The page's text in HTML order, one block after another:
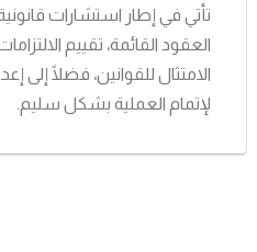
تأتي في إطار استشارات
العقود القائمة، تقييم
الامتثال للقوانين، فضلًا إلى
لإتمام العملية بشكل سليم.